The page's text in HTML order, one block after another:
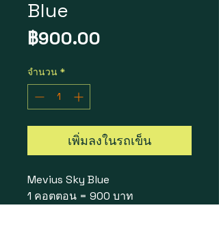
Blue
฿900.00
จำนวน *
เพิ่มลงในรถเข็น
Mevius Sky Blue
1 คอตตอน = 900 บาท